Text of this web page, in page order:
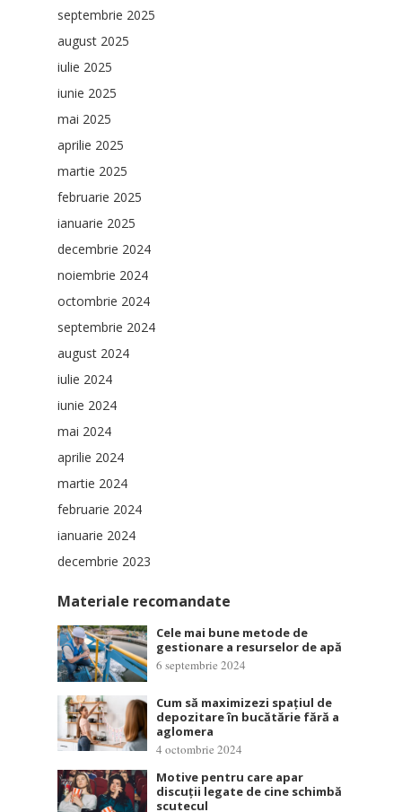
septembrie 2025
august 2025
iulie 2025
iunie 2025
mai 2025
aprilie 2025
martie 2025
februarie 2025
ianuarie 2025
decembrie 2024
noiembrie 2024
octombrie 2024
septembrie 2024
august 2024
iulie 2024
iunie 2024
mai 2024
aprilie 2024
martie 2024
februarie 2024
ianuarie 2024
decembrie 2023
Materiale recomandate
Cele mai bune metode de
gestionare a resurselor de apă
6 septembrie 2024
Cum să maximizezi spațiul de
depozitare în bucătărie fără a
aglomera
4 octombrie 2024
Motive pentru care apar
discuții legate de cine schimbă
scutecul